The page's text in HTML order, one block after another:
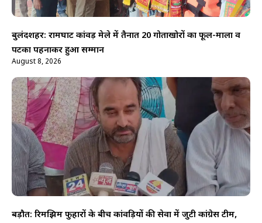
बुलंदशहर: रामघाट कांवड़ मेले में तैनात 20 गोताखोरों का फूल-माला व
पटका पहनाकर हुआ सम्मान
August 8, 2026
बड़ौत: रिमझिम फुहारों के बीच कांवड़ियों की सेवा में जुटी कांग्रेस टीम,